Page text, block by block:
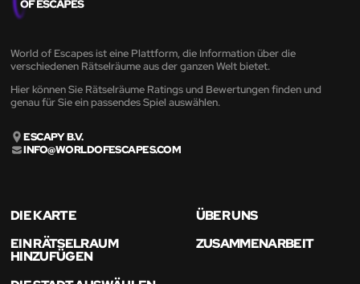
World of Escapes ist eine Plattform, die Information über die
verschiedenen Rätselräume aus der ganzen Welt bietet.
Hier können Sie Rätselräume Ratings und Bewertungen finden und
genau für Sie ein passendes Spiel auswählen.
ESCAPY B.V.
INFO@WORLDOFESCAPES.COM
DIE KARTE
ÜBER UNS
EIN RÄTSELRAUM
HINZUFÜGEN
ZUSAMMENARBEIT